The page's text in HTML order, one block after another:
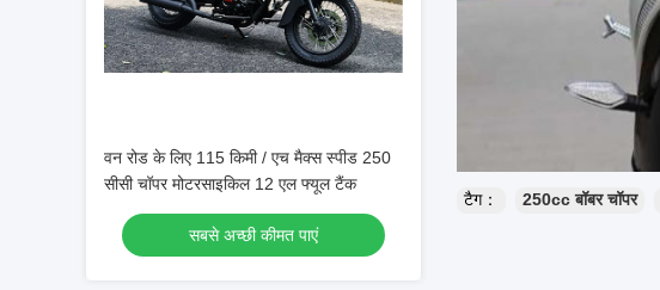
वन रोड के लिए 115 किमी / एच मैक्स स्पीड 250
सीसी चॉपर मोटरसाइकिल 12 एल फ्यूल टैंक
सबसे अच्छी कीमत पाएं
टैग： 250cc बॉबर चॉपर